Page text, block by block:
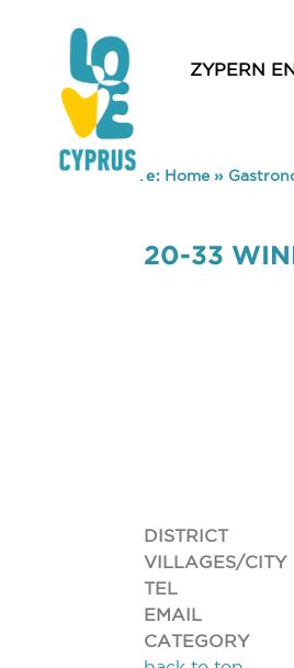
ZYPERN
You are here: Home»
20-33
DISTRICT
VILLAGES/CITY
TEL
EMAIL
CATEGORY